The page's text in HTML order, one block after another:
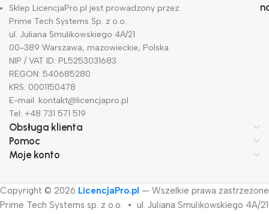
Sklep LicencjaPro.pl jest prowadzony przez:
Prime Tech Systems Sp. z o.o.
ul. Juliana Smulikowskiego 4A/21
00-389 Warszawa, mazowieckie, Polska
NIP / VAT ID: PL5253031683
REGON: 540685280
KRS: 0001150478
E-mail: kontakt@licencjapro.pl
Tel: +48 731 571 519
Obsługa klienta
Pomoc
Moje konto
Copyright © 2026 LicencjaPro.pl — Wszelkie prawa zastrzeżone
Prime Tech Systems sp. z o.o. • ul. Juliana Smulikowskiego 4A/21